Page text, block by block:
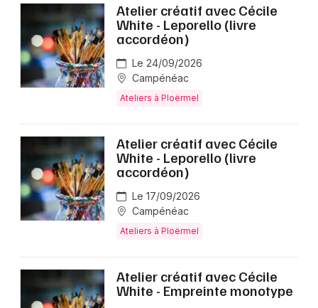
Atelier créatif avec Cécile
White - Leporello (livre
accordéon)
Le 24/09/2026
Campénéac
Ateliers à Ploërmel
Atelier créatif avec Cécile
White - Leporello (livre
accordéon)
Le 17/09/2026
Campénéac
Ateliers à Ploërmel
Atelier créatif avec Cécile
White - Empreinte monotype